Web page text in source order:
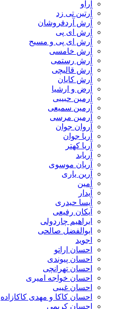
آرتین تی زد
آرش آردفروشان
آرش ای پی
آرش ای پی و مسیح
آرش خامسی
آرش رستمی
آرش قالیچی
آرش کایان
​آرض و ارشیا
آرمین حبیبی
آرمین سمیعی
آرمین مرسی
آروان جوان
آریا جوان
آریا کهتر
آریان موسوی
آرین یاری
آیسا حیدری
آیکان رفیعی
ابراهیم چاردولی
ابوالفضل صالحی
احسان اراتو
احسان پیوندی
احسان تهرانچی
احسان خواجه امیری
احسان غیبی
احسان کاکا و مهدی کاکازاده
احسان کریمی